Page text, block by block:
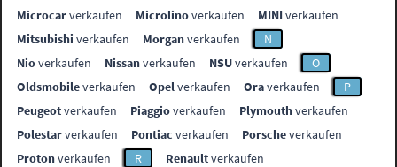
Microcarverkaufen Microlinoverkaufen MINIverkaufen
Mitsubishi verkaufen Morganverkaufen
N
Nioverkaufen Nissanverkaufen NSUverkaufen
O
Oldsmobileverkaufen Opelverkaufen Oraverkaufen
P
Peugeotverkaufen Piaggioverkaufen Plymouthverkaufen
Polestarverkaufen Pontiac verkaufen Porscheverkaufen
Protonverkaufen R Renaultverkaufen